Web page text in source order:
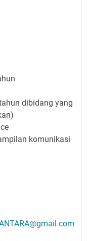
dibidang yang
komunikasi